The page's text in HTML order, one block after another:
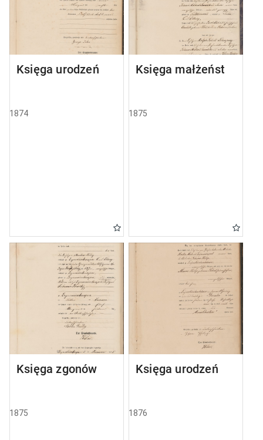
Księga urodzeń
1874
Księga małżeństw
1875
Księga zgonów
1875
Księga urodzeń
1876